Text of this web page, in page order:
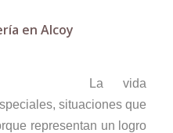
en Alcoy
La vida
situaciones que
representan un logro